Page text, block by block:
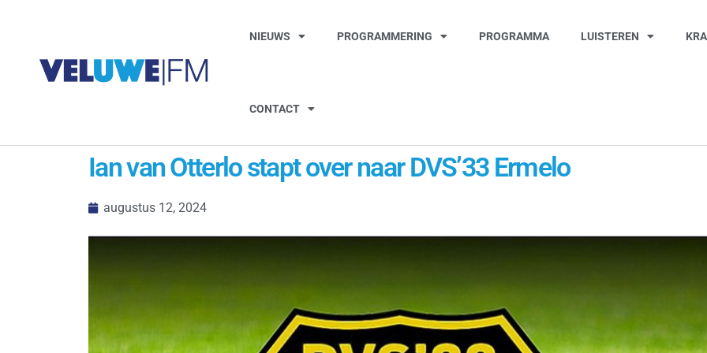
NIEUWS PROGRAMMERING PROGRAMMA LUISTEREN
CONTACT
Ian van Otterlo stapt over naar DVS’33 Ermelo
augustus 12, 2024